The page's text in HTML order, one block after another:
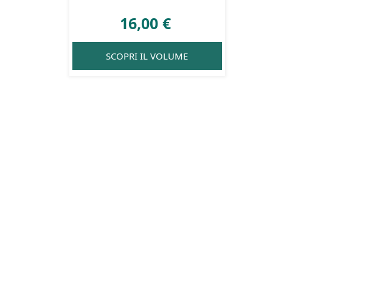
16,00€
SCOPRI IL VOLUME